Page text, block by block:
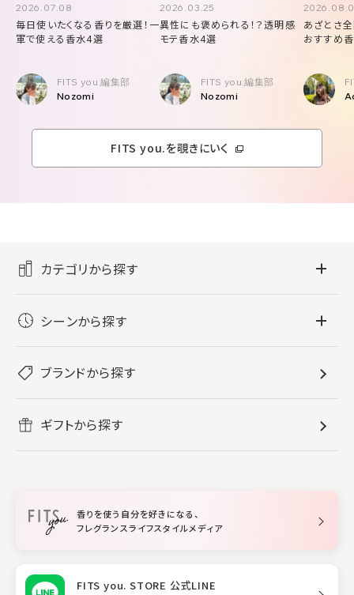
2026.07.08
毎日使いたくなる香りを厳選！一
軍で使える香水4選
FITS you.編集部
Nozomi
2026.03.25
異性にも褒められる！？透明感
モテ香水4選
FITS you.編集部
Nozomi
あざとさ
おすすめ
FITS you.を覗きにいく
カテゴリから探す
レディース香水
メンズ香水
ボディミスト・スプレー
バス・ボディケア
すべてのバス・ボディケア
ボディ・ハンドクリーム
入浴剤
ホームフレグランス
ルームフレグランス
スタイリング
シーンから探す
リフレッシュしたい
ブランドから探す
ギフトから探す
香りを使う自分を好きになる、
フレグランスライフスタイルメディア
FITS you. STORE 公式LINE